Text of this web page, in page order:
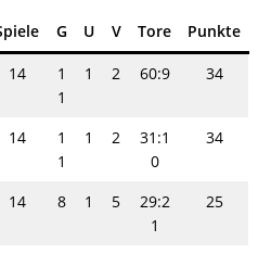
G U V Tore Punkte
14
1
1
1 2 60:9 34
14
1
1
1 2
31:1
0
34
14 8 1 5
29:2
1
25